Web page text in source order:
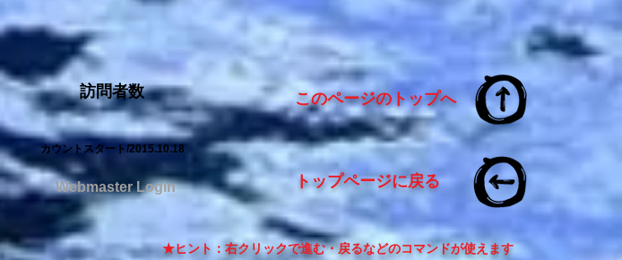
訪問者数
カウントスタート/2015.10.18
Webmaster Login
このページのトップへ
トップページに戻る
★ヒント：右クリックで進む・戻るなどのコマンドが使えます